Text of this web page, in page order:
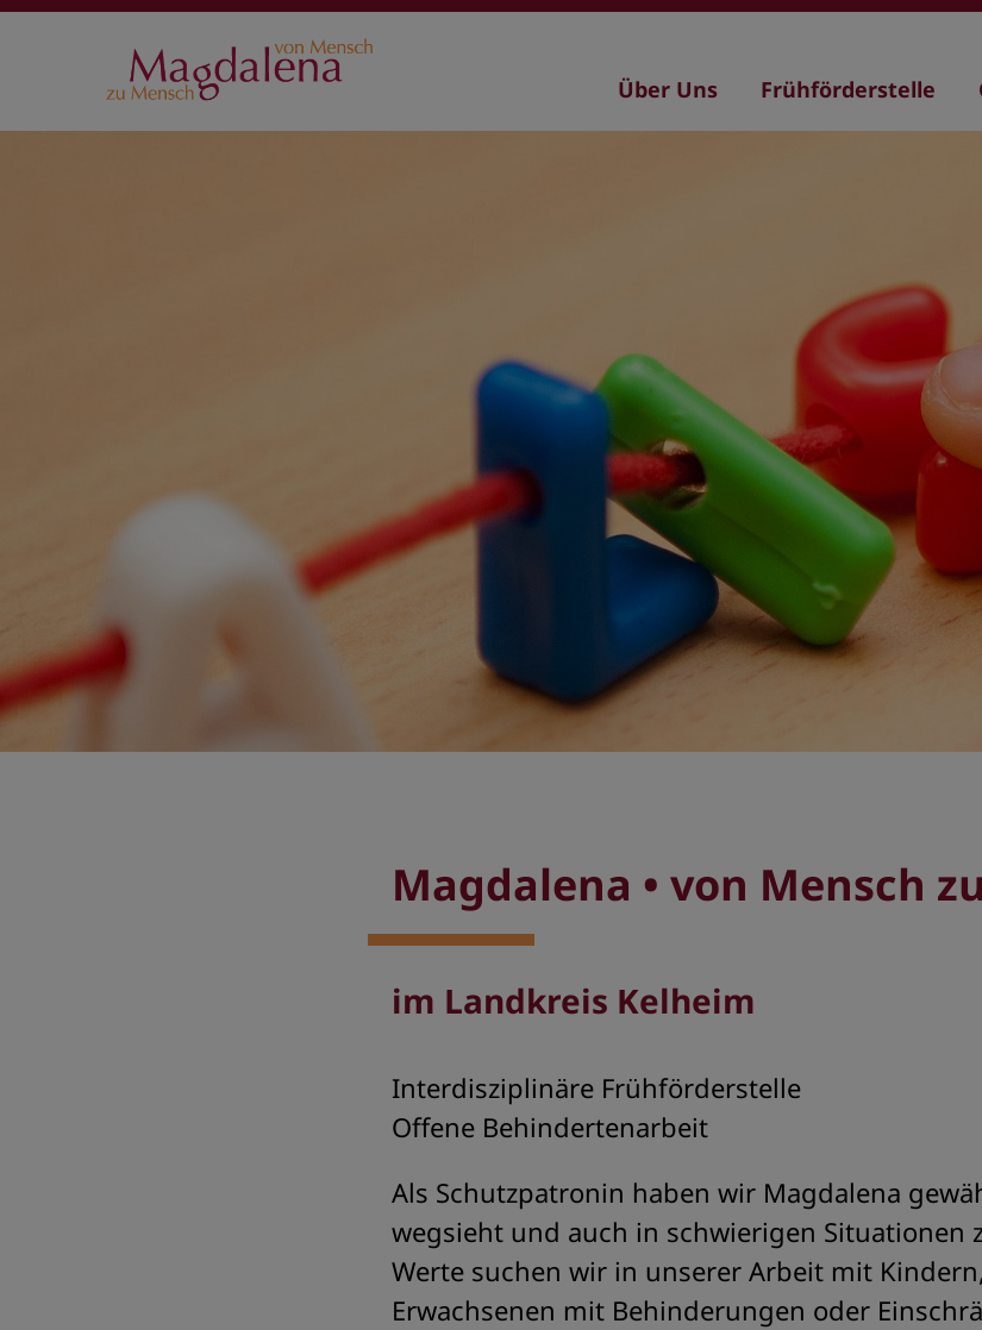
Über Uns Frühförderstelle
Magdalena • von Mensch
im Landkreis Kelheim
Interdisziplinäre Frühförderstelle
Offene Behindertenarbeit
Als Schutzpatronin haben wir Magdalena
wegsieht und auch in schwierigen Situationen
Werte suchen wir in unserer Arbeit mit
Erwachsenen mit Behinderungen oder